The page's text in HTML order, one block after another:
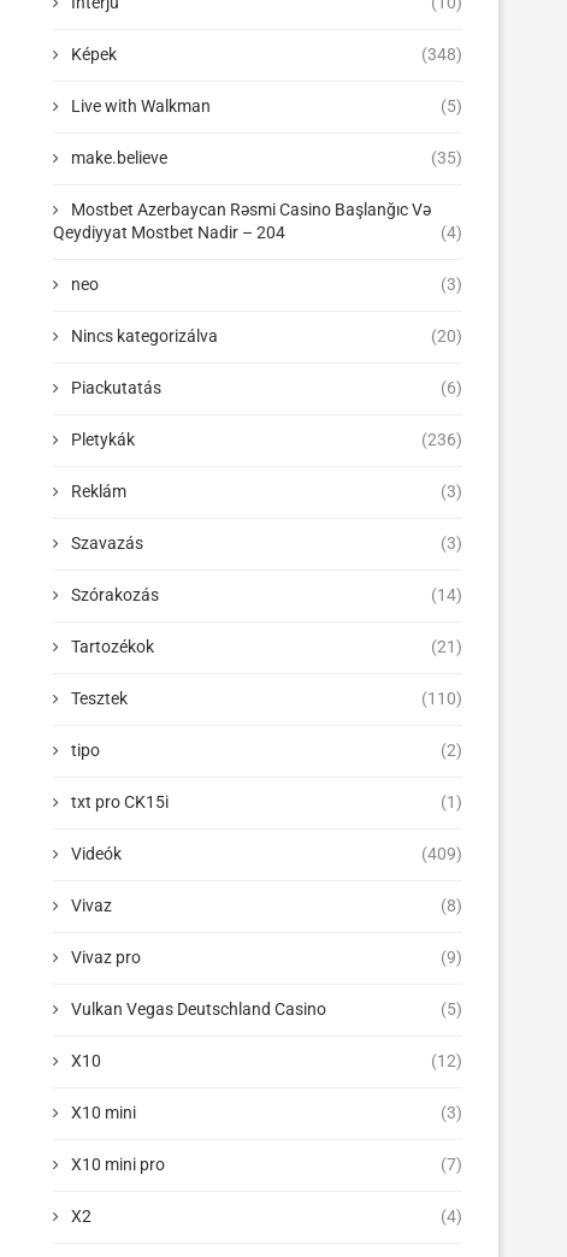
Képek (348)
Live with Walkman (5)
make.believe (35)
Mostbet Azerbaycan Rəsmi Casino Başlanğıc Və
Qeydiyyat Mostbet Nadir – 204
(4)
neo (3)
Nincs kategorizálva (20)
Piackutatás (6)
Pletykák (236)
Reklám (3)
Szavazás (3)
Szórakozás (14)
Tartozékok (21)
Tesztek (110)
tipo (2)
txt pro CK15i (1)
Videók (409)
Vivaz (8)
Vivaz pro (9)
Vulkan Vegas Deutschland Casino (5)
X10 (12)
X10 mini (3)
X10 mini pro (7)
X2 (4)